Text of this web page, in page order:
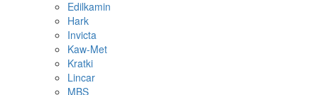
Edilkamin
Hark
Invicta
Kaw-Met
Kratki
Lincar
MBS